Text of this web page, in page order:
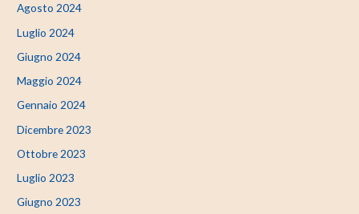
Agosto 2024
Luglio 2024
Giugno 2024
Maggio 2024
Gennaio 2024
Dicembre 2023
Ottobre 2023
Luglio 2023
Giugno 2023